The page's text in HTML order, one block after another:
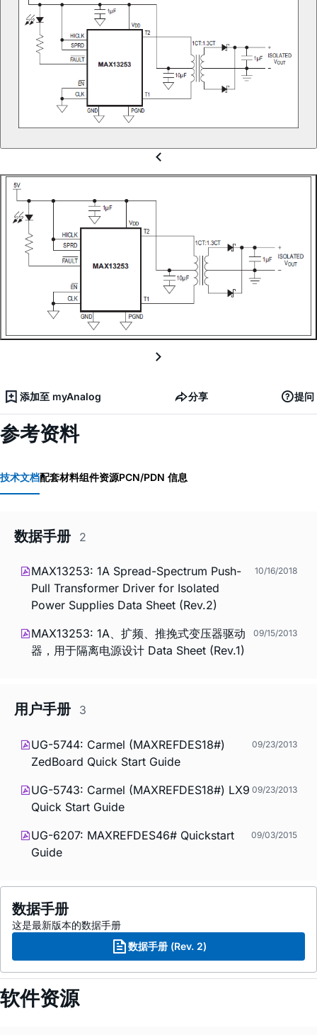
添加至 myAnalog 分享 提问
参考资料
技术文档配套材料组件资源PCN/PDN 信息
数据手册 2
MAX13253: 1A Spread-Spectrum Push-
Pull Transformer Driver for Isolated
Power Supplies Data Sheet (Rev.2)
10/16/2018
MAX13253: 1A、扩频、推挽式变压器驱动
器，用于隔离电源设计 Data Sheet (Rev.1)
09/15/2013
用户手册 3
UG-5744: Carmel (MAXREFDES18#)
ZedBoard Quick Start Guide
09/23/2013
UG-5743: Carmel (MAXREFDES18#) LX9
Quick Start Guide
09/23/2013
UG-6207: MAXREFDES46# Quickstart
Guide
09/03/2015
数据手册
这是最新版本的数据手册
数据手册 (Rev. 2)
软件资源